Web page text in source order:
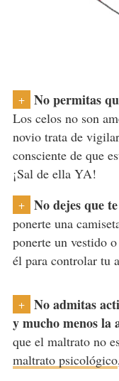
+ No permitas
Los celos no son
novio trata de
consciente de que
¡Sal de ella YA!
+ No dejes que
ponerte una
ponerte un vestido
él para controlar tu
+
No admitas
y mucho menos la
que el maltrato no
maltrato psicológico